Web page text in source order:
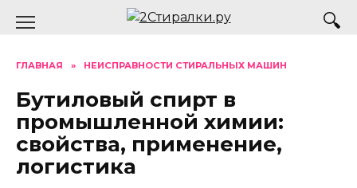
ГЛАВНАЯ » НЕИСПРАВНОСТИ СТИРАЛЬНЫХ МАШИН
Бутиловый спирт в
промышленной химии:
свойства, применение,
логистика